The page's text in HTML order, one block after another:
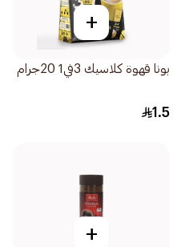
+
بونا قهوة كلاسيك 3في1 20جرام
1.5
+